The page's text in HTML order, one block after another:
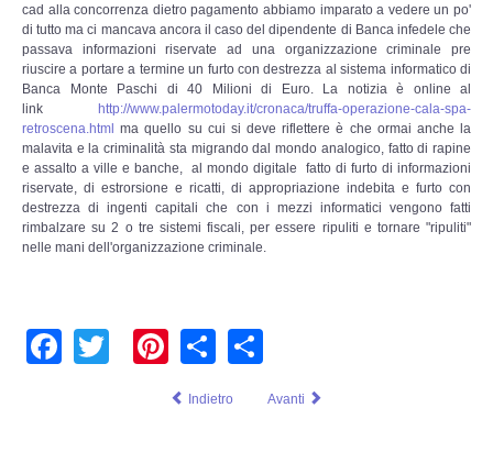
INDAGINI DIGITALI
Digital Intelligence OSINT
Indagini su computer
Indagini Smartphone,Tablet
cad alla concorrenza dietro pagamento abbiamo imparato a vedere un po'
di tutto ma ci mancava ancora il caso del dipendente di Banca infedele che
passava informazioni riservate ad una organizzazione criminale pre
riuscire a portare a termine un furto con destrezza al sistema informatico di
Banca Monte Paschi di 40 Milioni di Euro. La notizia è online al
link http://www.palermotoday.it/cronaca/truffa-operazione-cala-spa-
retroscena.html ma quello su cui si deve riflettere è che ormai anche la
malavita e la criminalità sta migrando dal mondo analogico, fatto di rapine
e assalto a ville e banche, al mondo digitale fatto di furto di informazioni
riservate, di estrorsione e ricatti, di appropriazione indebita e furto con
destrezza di ingenti capitali che con i mezzi informatici vengono fatti
rimbalzare su 2 o tre sistemi fiscali, per essere ripuliti e tornare "ripuliti"
nelle mani dell'organizzazione criminale.
Facebook
TwitterPinterest
Share
Indietro Avanti